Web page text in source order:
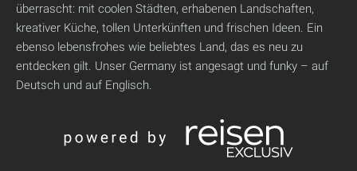
überrascht: mit coolen Städten, erhabenen Landschaften,
kreativer Küche, tollen Unterkünften und frischen Ideen. Ein
ebenso lebensfrohes wie beliebtes Land, das es neu zu
entdecken gilt. Unser Germany ist angesagt und funky – auf
Deutsch und auf Englisch.